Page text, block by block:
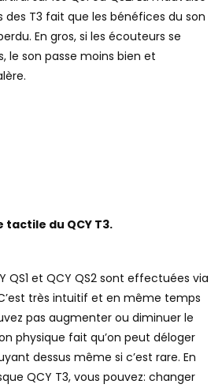
des T3 fait que les bénéfices du son
En gros, si les écouteurs se
le son passe moins bien et
du QCY T3.
QS1 et QCY QS2 sont effectuées via
très intuitif et en même temps
pas augmenter ou diminuer le
physique fait qu’on peut déloger
dessus même si c’est rare. En
QCY T3, vous pouvez: changer